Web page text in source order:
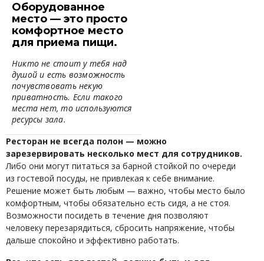
Оборудованное
место — это просто
комфортное место
для приема пищи.
Никто не стоит у тебя над
душой и есть возможность
почувствовать некую
приватность. Если такого
места нет, то используются
ресурсы зала.
Ресторан не всегда полон — можно
зарезервировать несколько мест для сотрудников.
Либо они могут питаться за барной стойкой по очереди
из гостевой посуды, не привлекая к себе внимание.
Решение может быть любым — важно, чтобы место было
комфортным, чтобы обязательно есть сидя, а не стоя.
Возможности посидеть в течение дня позволяют
человеку перезарядиться, сбросить напряжение, чтобы
дальше спокойно и эффективно работать.